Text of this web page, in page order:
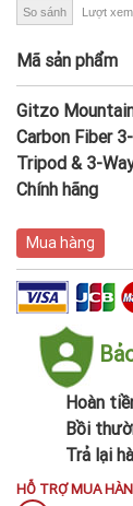
So sánh Lượt
Mã sản phẩm
Gitzo
Carbon Fiber
Tripod & 3-
Chính hãng
Mua hàng
Hoàn
Bồi
Trả lại
HỖ TRỢ MUA